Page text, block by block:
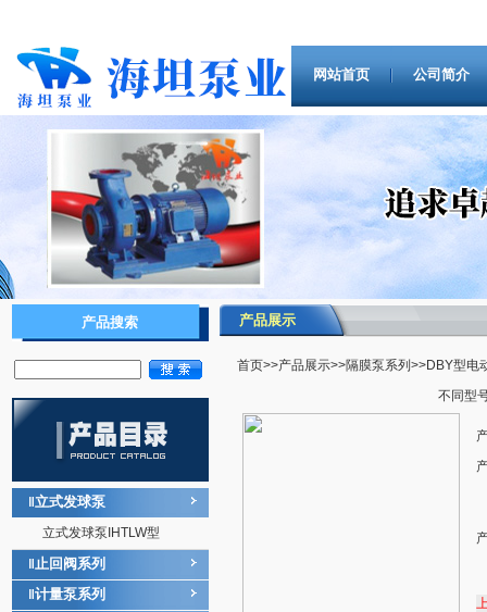
网站首页 公司简介
产品搜索
立式发球泵
立式发球泵IHTLW型
止回阀系列
计量泵系列
产品展示
首页>>产品展示>>隔膜泵系列 >>DBY型电
不同型